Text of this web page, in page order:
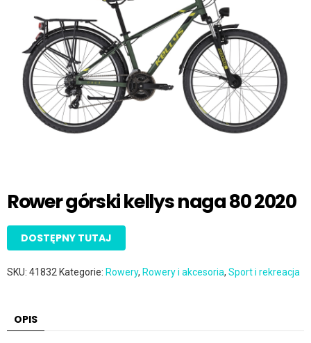
Rower górski kellys naga 80 2020
DOSTĘPNY TUTAJ
SKU: 41832 Kategorie: Rowery, Rowery i akcesoria, Sport i rekreacja
OPIS